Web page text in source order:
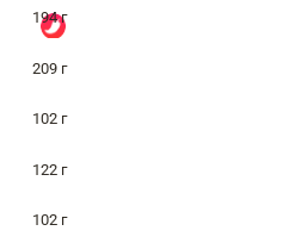
194 г
209 г
102 г
122 г
102 г